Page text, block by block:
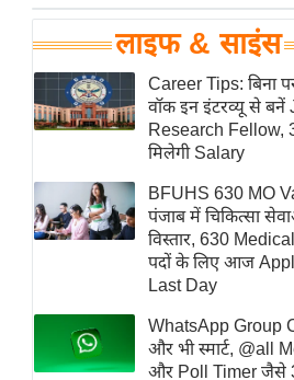
घरेलू नुस्खे
पर्यटन स्थल
फिटनेस मंत्रा
रिलेशनशिप
राजनीति
विश्लेषण
समसामयिक
मातृभूमि
एम.
आर.
लाइफ & साइंस
Career Tips: बिना
वॉक इन इंटरव्यू से बनें
Research Fellow,
मिलेगी Salary
BFUHS 630 MO
पंजाब में चिकित्सा
विस्तार, 630
पदों के लिए आज
Last Day
WhatsApp Group
और भी स्मार्ट, @all
और Poll Timer जैसे